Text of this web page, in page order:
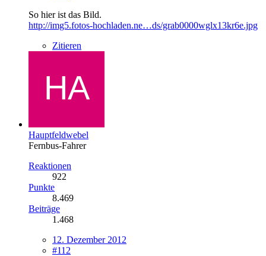
So hier ist das Bild.
http://img5.fotos-hochladen.ne…ds/grab0000wglx13kr6e.jpg
Zitieren
Hauptfeldwebel
Fernbus-Fahrer
Reaktionen
922
Punkte
8.469
Beiträge
1.468
12. Dezember 2012
#112